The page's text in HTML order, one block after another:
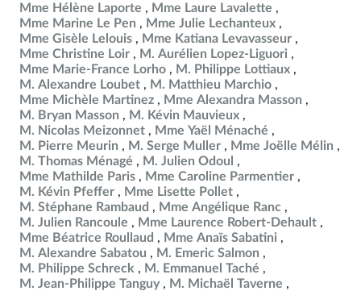
Mme Hélène Laporte
Mme Laure Lavalette
Mme Marine Le Pen
Mme Julie Lechanteux
Mme Gisèle Lelouis
Mme Katiana Levavasseur
Mme Christine Loir
M. Aurélien Lopez-Liguori
Mme Marie-France Lorho
M. Philippe Lottiaux
M. Alexandre Loubet
M. Matthieu Marchio
Mme Michèle Martinez
Mme Alexandra Masson
M. Bryan Masson
M. Kévin Mauvieux
M. Nicolas Meizonnet
Mme Yaël Ménaché
M. Pierre Meurin
M. Serge Muller
Mme Joëlle Mélin
M. Thomas Ménagé
M. Julien Odoul
Mme Mathilde Paris
Mme Caroline Parmentier
M. Kévin Pfeffer
Mme Lisette Pollet
M. Stéphane Rambaud
Mme Angélique Ranc
M. Julien Rancoule
Mme Laurence Robert-Dehault
Mme Béatrice Roullaud
Mme Anaïs Sabatini
M. Alexandre Sabatou
M. Emeric Salmon
M. Philippe Schreck
M. Emmanuel Taché
M. Jean-Philippe Tanguy
M. Michaël Taverne